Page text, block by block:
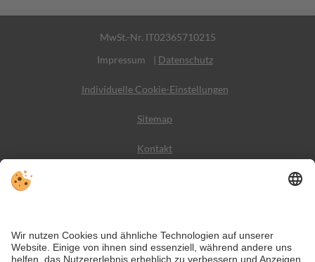
MwSt.-Nr. IT02365710215
Impressum
| Datenschutz
Individuelle Cookie-Einstellungen
Sitemap
Kontakt